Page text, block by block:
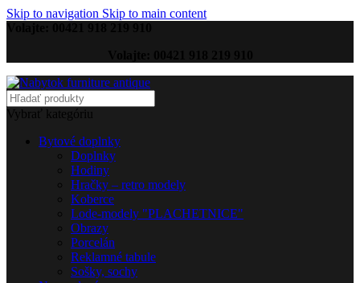
Skip to navigation Skip to main content
Vybrať kategóriu
Bytové doplnky
Doplnky
Hodiny
Hračky – retro modely
Koberce
Lode-modely "PLACHETNICE"
Obrazy
Porcelán
Reklamné tabule
Sošky, sochy